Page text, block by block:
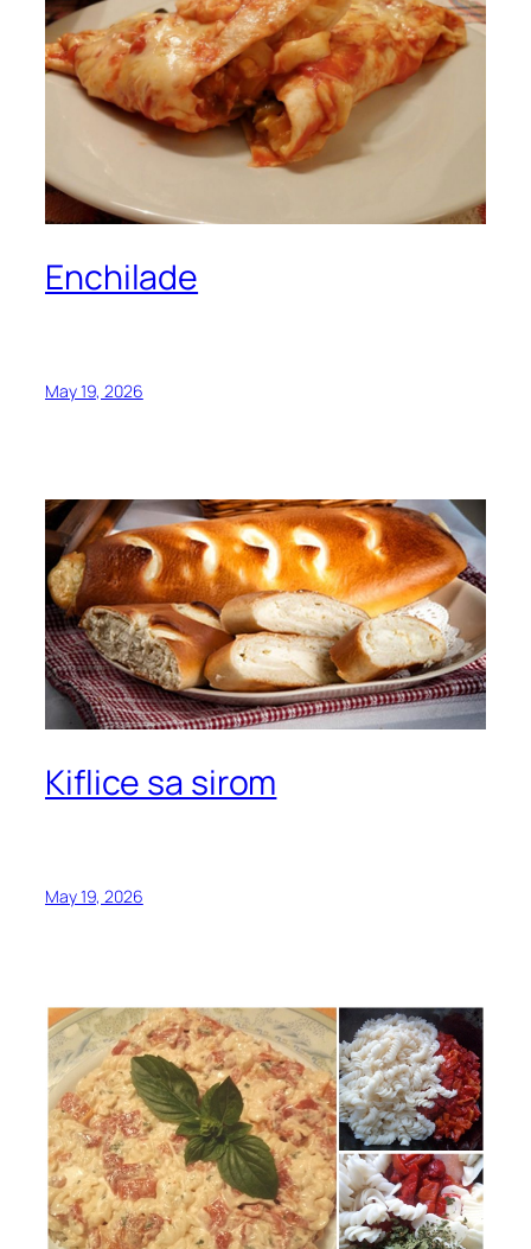
Enchilade
May 19, 2026
Kiflice sa sirom
May 19, 2026